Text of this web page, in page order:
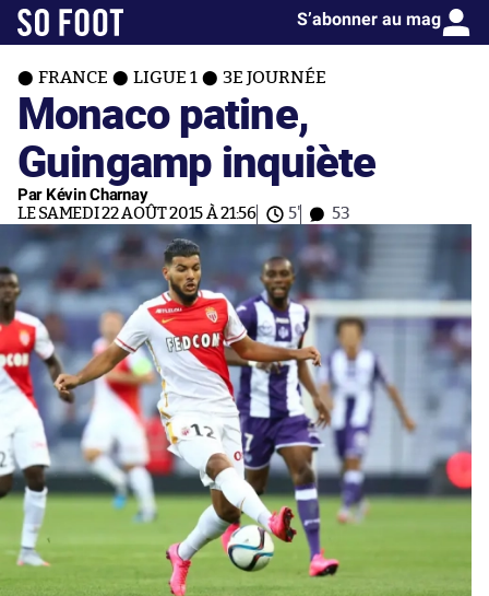
S’abonner au mag
FRANCE LIGUE 1 3E JOURNÉE
Monaco patine,
Guingamp inquiète
Par Kévin Charnay
LE SAMEDI 22 AOÛT 2015 À 21:56 5' 53